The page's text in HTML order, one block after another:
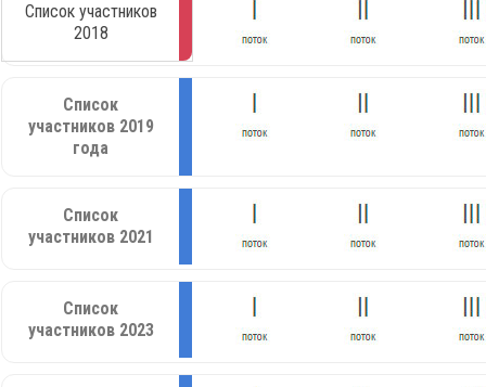
Список участников
2018
Список
участников 2019
года
Список
участников 2021
Список
участников 2023